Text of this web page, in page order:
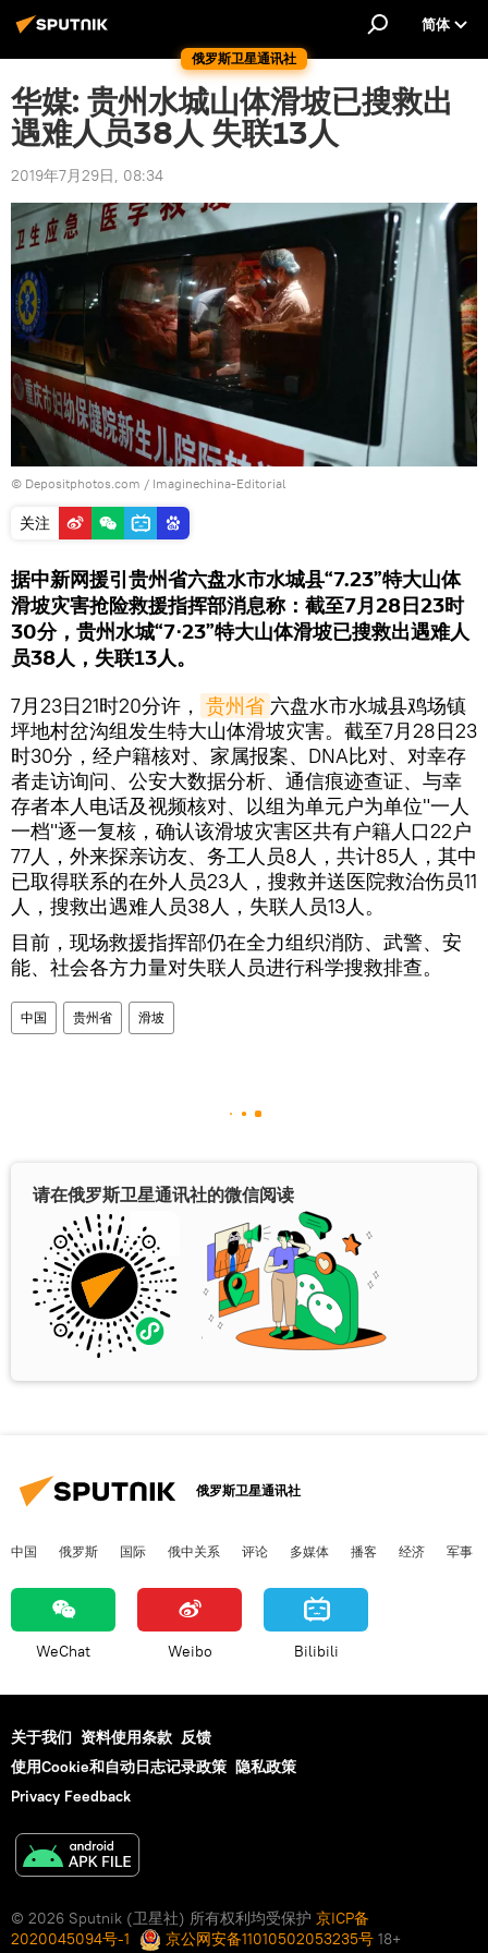
俄罗斯卫星通讯社
简体
华媒: 贵州水城山体滑坡已搜救出
遇难人员38人 失联13人
2019年7月29日, 08:34
© Depositphotos.com / Imaginechina-Editorial
关注
据中新网援引贵州省六盘水市水城县“7.23”特大山体
滑坡灾害抢险救援指挥部消息称：截至7月28日23时
30分，贵州水城“7⋅23”特大山体滑坡已搜救出遇难人
员38人，失联13人。
7月23日21时20分许， 贵州省 六盘水市水城县鸡场镇
坪地村岔沟组发生特大山体滑坡灾害。截至7月28日23
时30分，经户籍核对、家属报案、DNA比对、对幸存
者走访询问、公安大数据分析、通信痕迹查证、与幸
存者本人电话及视频核对、以组为单元户为单位"一人
一档"逐一复核，确认该滑坡灾害区共有户籍人口22户
77人，外来探亲访友、务工人员8人，共计85人，其中
已取得联系的在外人员23人，搜救并送医院救治伤员11
人，搜救出遇难人员38人，失联人员13人。
目前，现场救援指挥部仍在全力组织消防、武警、安
能、社会各方力量对失联人员进行科学搜救排查。
中国 贵州省 滑坡
请在俄罗斯卫星通讯社的微信阅读
俄罗斯卫星通讯社
中国 俄罗斯 国际 俄中关系 评论 多媒体 播客 经济 军事
WeChat Weibo Bilibili
关于我们 资料使用条款 反馈
使用Cookie和自动日志记录政策 隐私政策
Privacy Feedback
© 2026 Sputnik (卫星社) 所有权利均受保护 京ICP备
2020045094号-1
京公网安备11010502053235号 18+